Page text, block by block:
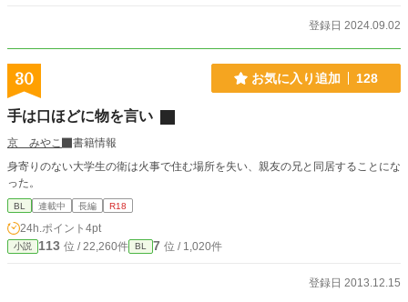
登録日 2024.09.02
30 お気に入り追加 128
手は口ほどに物を言い
京 みやこ
書籍情報
身寄りのない大学生の衛は火事で住む場所を失い、親友の兄と同居することにな
った。
BL 連載中 長編 R18
24h.ポイント 4pt
小説 113 位 / 22,260件 BL 7 位 / 1,020件
登録日 2013.12.15